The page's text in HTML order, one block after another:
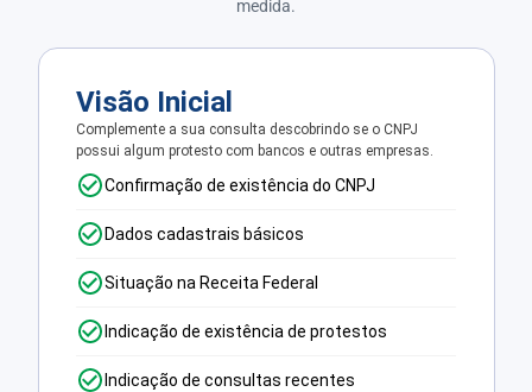
medida.
Visão Inicial
Complemente a sua consulta descobrindo se o CNPJ
possui algum protesto com bancos e outras empresas.
Confirmação de existência do CNPJ
Dados cadastrais básicos
Situação na Receita Federal
Indicação de existência de protestos
Indicação de consultas recentes